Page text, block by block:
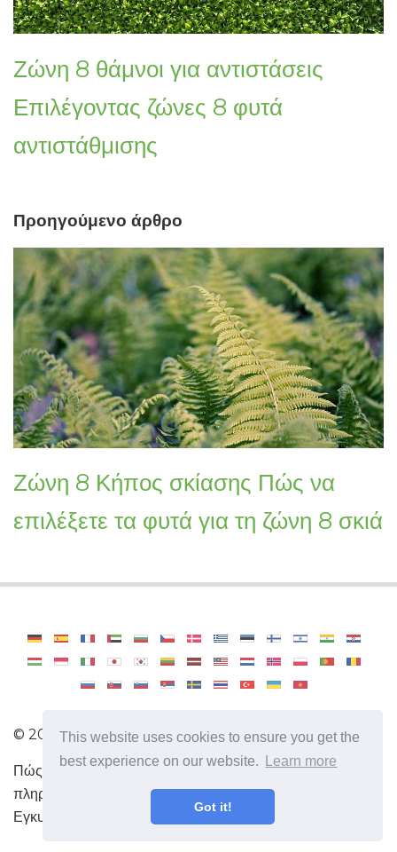
This website uses cookies to ensure you get the
best experience on our website.
Learn more
Got it!
Ζώνη 8 θάμνοι για αντιστάσεις
Επιλέγοντας ζώνες 8 φυτά
αντιστάθμισης
Προηγούμενο άρθρο
Ζώνη 8 Κήπος σκίασης Πώς να
επιλέξετε τα φυτά για τη ζώνη 8 σκιά
© 2026Haenselblatt
Πώς να γίνετε επαγγελματίας κηπουρός. Χρήσιμες
πληροφορίες και συμβουλές για τη φροντίδα των φυτών.
Εγκυκλοπαίδεια κηπουρικής.